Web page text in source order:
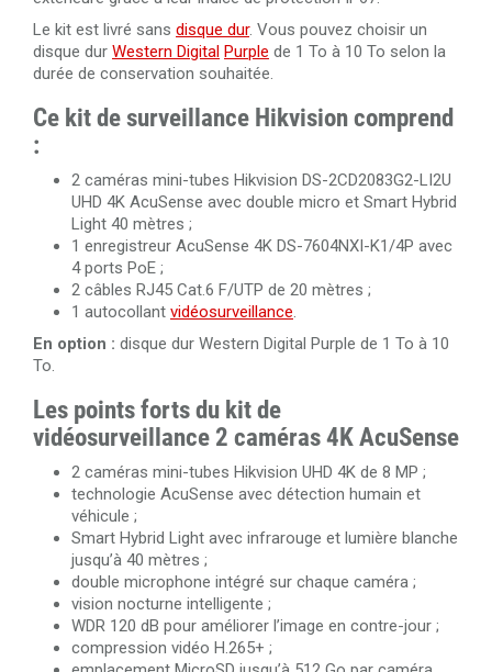
Le kit est livré sans disque dur. Vous pouvez choisir un
disque dur Western Digital Purple de 1 To à 10 To selon la
durée de conservation souhaitée.
Ce kit de surveillance Hikvision comprend
:
2 caméras mini-tubes Hikvision DS-2CD2083G2-LI2U
UHD 4K AcuSense avec double micro et Smart Hybrid
Light 40 mètres ;
1 enregistreur AcuSense 4K DS-7604NXI-K1/4P avec
4 ports PoE ;
2 câbles RJ45 Cat.6 F/UTP de 20 mètres ;
1 autocollant vidéosurveillance.
En option : disque dur Western Digital Purple de 1 To à 10
To.
Les points forts du kit de
vidéosurveillance 2 caméras 4K AcuSense
2 caméras mini-tubes Hikvision UHD 4K de 8 MP ;
technologie AcuSense avec détection humain et
véhicule ;
Smart Hybrid Light avec infrarouge et lumière blanche
jusqu’à 40 mètres ;
double microphone intégré sur chaque caméra ;
vision nocturne intelligente ;
WDR 120 dB pour améliorer l’image en contre-jour ;
compression vidéo H.265+ ;